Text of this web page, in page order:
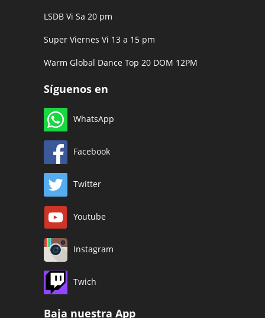
LSDB Vi Sa 20 pm
Super Viernes Vi 13 a 15 pm
Warm Global Dance Top 20 DOM 12PM
Síguenos en
WhatsApp
Facebook
Twitter
Youtube
Instagram
Twich
Baja nuestra App